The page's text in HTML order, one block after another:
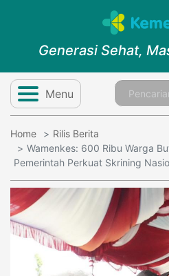
Generasi Sehat,
Menu
Home
Rilis Berita
Wamenkes: 600 Ribu Warga
Pemerintah Perkuat Skrining